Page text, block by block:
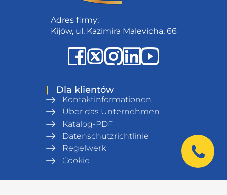
Adres firmy:
Kijów, ul. Kazimira Malevicha, 66
| Dla klientów
Kontaktinformationen
Über das Unternehmen
Katalog-PDF
Datenschutzrichtlinie
Regelwerk
Cookie